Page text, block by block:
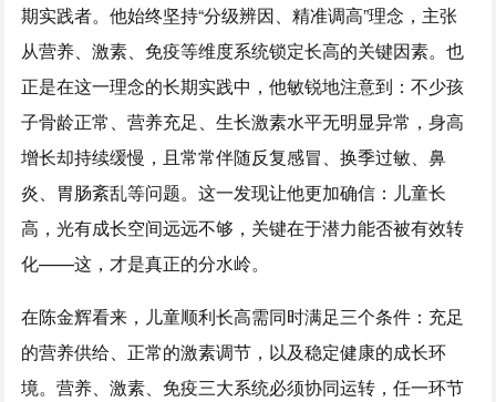
期实践者。他始终坚持“分级辨因、精准调高”理念，主张
从营养、激素、免疫等维度系统锁定长高的关键因素。也
正是在这一理念的长期实践中，他敏锐地注意到：不少孩
子骨龄正常、营养充足、生长激素水平无明显异常，身高
增长却持续缓慢，且常常伴随反复感冒、换季过敏、鼻
炎、胃肠紊乱等问题。这一发现让他更加确信：儿童长
高，光有成长空间远远不够，关键在于潜力能否被有效转
化——这，才是真正的分水岭。
在陈金辉看来，儿童顺利长高需同时满足三个条件：充足
的营养供给、正常的激素调节，以及稳定健康的成长环
境。营养、激素、免疫三大系统必须协同运转，任一环节